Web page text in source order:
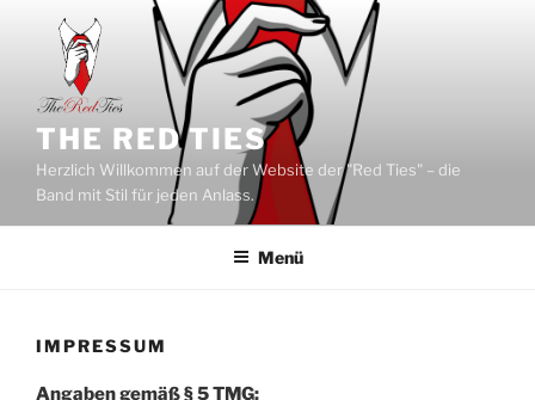
springen
THE RED TIES
Herzlich Willkommen auf der Website der "Red Ties" – die
Band mit Stil für jeden Anlass.
Menü
IMPRESSUM
Angaben gemäß § 5 TMG: